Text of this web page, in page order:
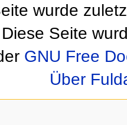
wurde
Diese Seite
GNU Free
Über